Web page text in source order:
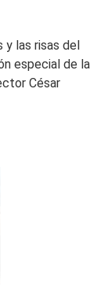
y las risas del
especial de la
César